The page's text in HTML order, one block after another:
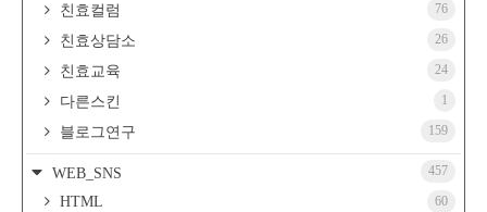
친효컬럼 76
친효상담소 26
친효교육 24
다른스킨 1
블로그연구 159
WEB_SNS 457
HTML 60